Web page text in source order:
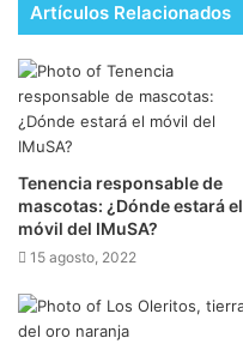
Artículos Relacionados
Tenencia responsable de
mascotas: ¿Dónde estará el
móvil del IMuSA?
15 agosto, 2022